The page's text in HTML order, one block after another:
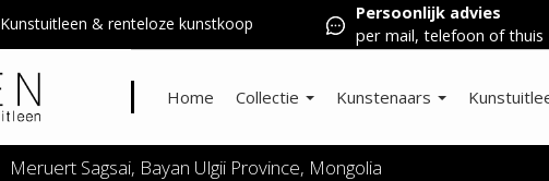
Kunstuitleen & renteloze kunstkoop
Persoonlijk advies
per mail, telefoon of thuis
Home Collectie Kunstenaars
Meruert Sagsai, Bayan Ulgii Province, Mongolia